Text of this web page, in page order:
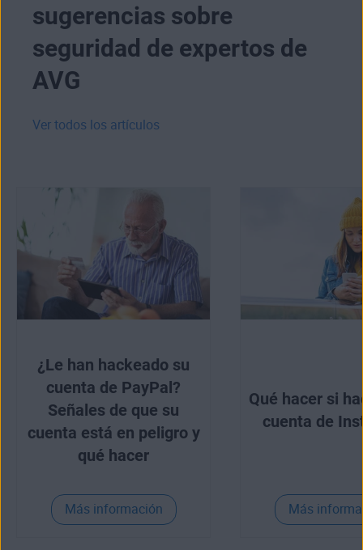
sugerencias sobre
seguridad de expertos de
AVG
Ver todos los artículos
¿Le han hackeado su
cuenta de PayPal?
Señales de que su
cuenta está en peligro y
qué hacer
Más información
Qué hacer si
cuenta de
Más